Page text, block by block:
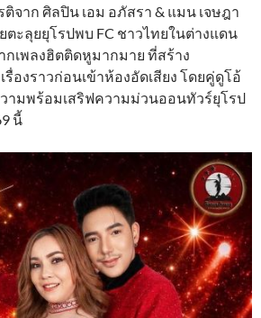
จาก ศิลปิน เอม อภัสรา & แมน เจษฎา
ตะลุยยุโรปพบ FC ชาวไทยในต่างแดน
กเพลงฮิตติดหูมากมาย ที่สร้าง
องราวก่อนเข้าห้องอัดเสียง โดยคู่ดูโอ้
ามพร้อมเสริฟความม่วนออนทัวร์ยุโรป
นี้